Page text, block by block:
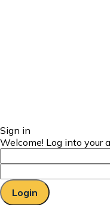
Sign in
Welcome! Log into your